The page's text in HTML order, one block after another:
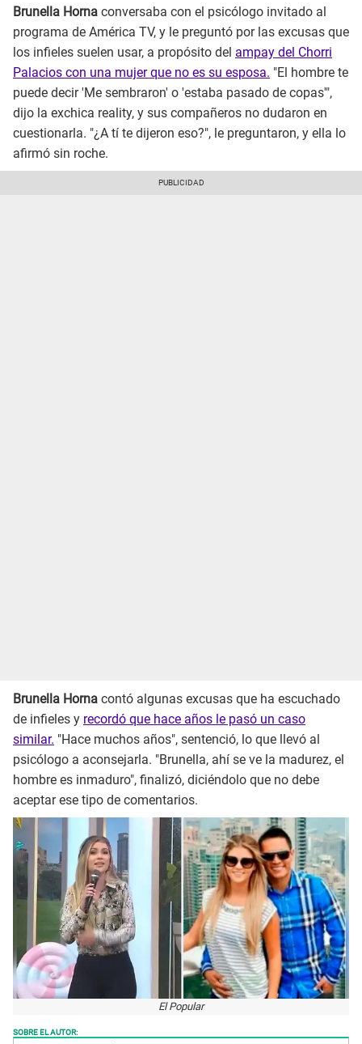
Brunella Horna conversaba con el psicólogo invitado al
programa de América TV, y le preguntó por las excusas que
los infieles suelen usar, a propósito del ampay del Chorri
Palacios con una mujer que no es su esposa. "El hombre te
puede decir 'Me sembraron' o 'estaba pasado de copas'",
dijo la exchica reality, y sus compañeros no dudaron en
cuestionarla. "¿A tí te dijeron eso?", le preguntaron, y ella lo
afirmó sin roche.
Brunella Horna contó algunas excusas que ha escuchado
de infieles y recordó que hace años le pasó un caso
similar. "Hace muchos años", sentenció, lo que llevó al
psicólogo a aconsejarla. "Brunella, ahí se ve la madurez, el
hombre es inmaduro", finalizó, diciéndolo que no debe
aceptar ese tipo de comentarios.
El Popular
SOBRE EL AUTOR: